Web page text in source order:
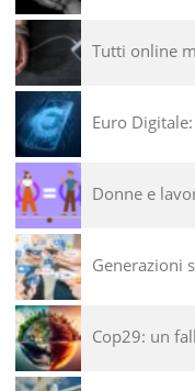
Tutti online
Euro
Donne e
Generazioni
Cop29: un